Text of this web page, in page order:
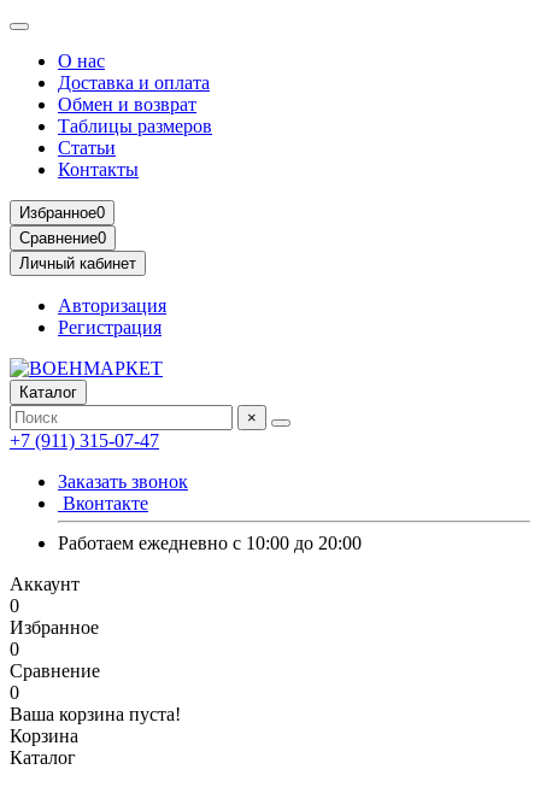
О нас
Доставка и оплата
Обмен и возврат
Таблицы размеров
Статьи
Контакты
Избранное0
Сравнение0
Личный кабинет
Авторизация
Регистрация
Каталог
×
+7 (911) 315-07-47
Заказать звонок
Вконтакте
Работаем ежедневно с 10:00 до 20:00
Аккаунт
0
Избранное
0
Сравнение
0
Ваша корзина пуста!
Корзина
Каталог